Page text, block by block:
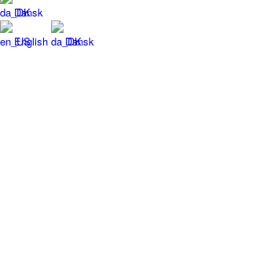
Dansk
English
Dansk